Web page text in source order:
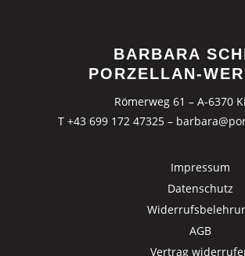
BARBARA
PORZELLAN-
Römerweg 61 – A-6370
T +43 699 172 47325–
Impressum
Datenschutz
AGB
Vertrag